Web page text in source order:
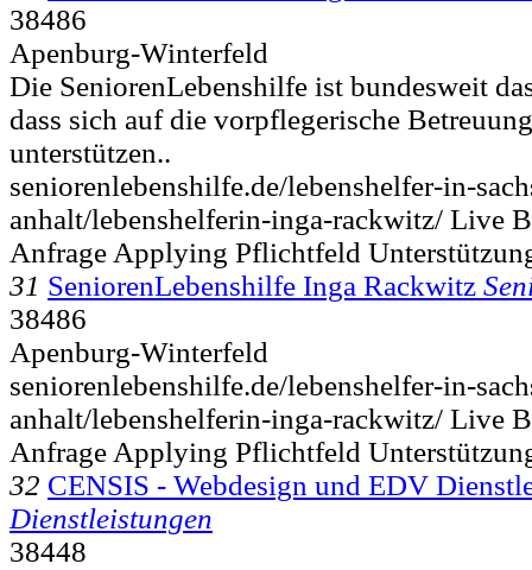
38486
Apenburg-Winterfeld
Die SeniorenLebenshilfe ist bundesweit
dass sich auf die vorpflegerische
unterstützen..
seniorenlebenshilfe.de/lebenshelfer-in-
anhalt/lebenshelferin-inga-rackwitz/ Live
Anfrage Applying Pflichtfeld
31 SeniorenLebenshilfe Inga Rackwitz
38486
Apenburg-Winterfeld
seniorenlebenshilfe.de/lebenshelfer-in-
anhalt/lebenshelferin-inga-rackwitz/ Live
Anfrage Applying Pflichtfeld
32 CENSIS - Webdesign und EDV
Dienstleistungen
38448